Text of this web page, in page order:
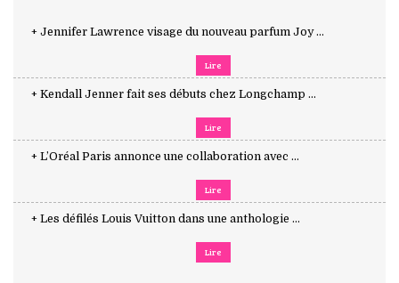
+ Jennifer Lawrence visage du nouveau parfum Joy ...
Lire
+ Kendall Jenner fait ses débuts chez Longchamp ...
Lire
+ L’Oréal Paris annonce une collaboration avec ...
Lire
+ Les défilés Louis Vuitton dans une anthologie ...
Lire